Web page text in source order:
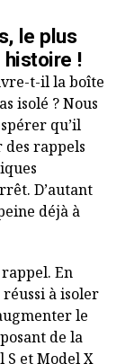
le plus
histoire !
t-il la boîte
isolé ? Nous
qu’il
des rappels
D’autant
déjà à
En
à isoler
le
de la
S et Model X